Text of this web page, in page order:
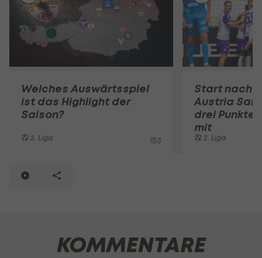
Welches Auswärtsspiel
ist das Highlight der
Saison?
2. Liga 3
Start nach
Austria
drei Punkte
mit
2. Liga
KOMMENTARE